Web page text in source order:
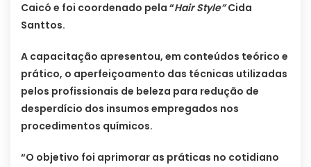
Caicó e foi coordenado pela “Hair Style”Cida
Santtos.
A capacitação apresentou, em conteúdos teórico e
prático, o aperfeiçoamento das técnicas utilizadas
pelos profissionais de beleza para redução de
desperdício dos insumos empregados nos
procedimentos químicos.
“O objetivo foi aprimorar as práticas no cotidiano